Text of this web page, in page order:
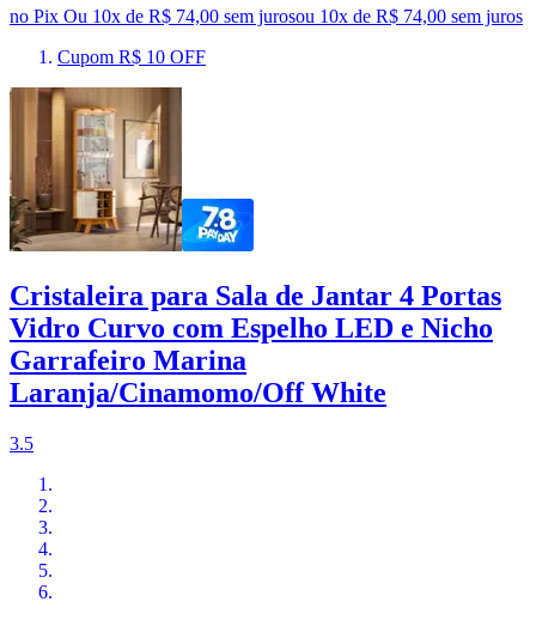
no Pix Ou 10x de R$ 74,00 sem jurosou 10x de R$ 74,00 sem juros
Cupom R$ 10 OFF
Cristaleira para Sala de Jantar 4 Portas
Vidro Curvo com Espelho LED e Nicho
Garrafeiro Marina
Laranja/Cinamomo/Off White
3.5